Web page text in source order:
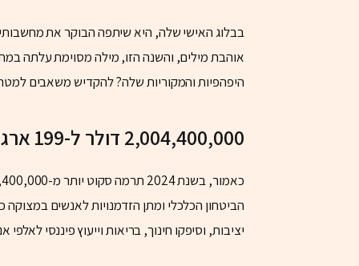
בבלוג האישי שלה, היא שיתפה הבוקר את
אוהבת מילים, והשנה הזו, מילה מסוימת עלתה
היפהפיות והמקוריות שלה? להקדיש משאבים
2,004,400,000 דולר ל-199 ארגונים
הביטחון הכלכלי ומתן הזדמנויות לאנשים
יציבות, וסיפקו חינוך, בריאות וייעוץ פיננסי לאלפי